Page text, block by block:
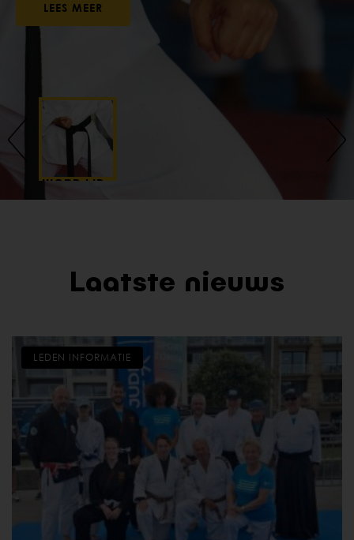
LEES MEER
WORD LID
Nog geen
aan bij een
club ...Laatste nieuws
LEDEN INFORMATIE